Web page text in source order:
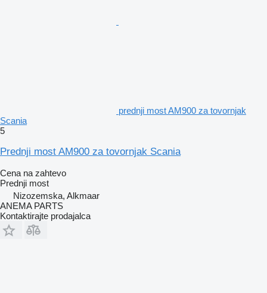
prednji most AM900 za tovornjak
Scania
5
Prednji most AM900 za tovornjak Scania
Cena na zahtevo
Prednji most
Nizozemska, Alkmaar
ANEMA PARTS
Kontaktirajte prodajalca